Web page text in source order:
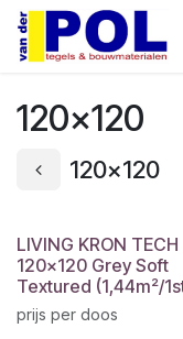
Overslaan naar inhoud
120x120
120x120
LIVING KRON TECH
120x120 Grey Soft
Textured (1,44m²/
prijs per doos